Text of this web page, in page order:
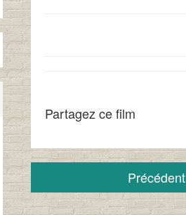
Partagez ce film
Précédent